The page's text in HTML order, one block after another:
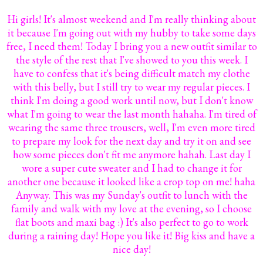
Hi girls! It's almost weekend and I'm really thinking about
it because I'm going out with my hubby to take some days
free, I need them! Today I bring you a new outfit similar to
the style of the rest that I've showed to you this week. I
have to confess that it's being difficult match my clothe
with this belly, but I still try to wear my regular pieces. I
think I'm doing a good work until now, but I don't know
what I'm going to wear the last month hahaha. I'm tired of
wearing the same three trousers, well, I'm even more tired
to prepare my look for the next day and try it on and see
how some pieces don't fit me anymore hahah. Last day I
wore a super cute sweater and I had to change it for
another one because it looked like a crop top on me! haha
Anyway. This was my Sunday's outfit to lunch with the
family and walk with my love at the evening, so I choose
flat boots and maxi bag :) It's also perfect to go to work
during a raining day! Hope you like it! Big kiss and have a
nice day!